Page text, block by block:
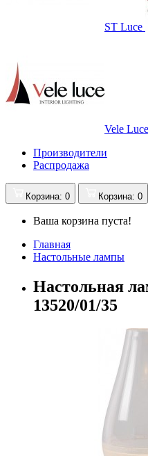
ST Luce
Vele Luce
Производители
Распродажа
Корзина: 0 Корзина: 0
Ваша корзина пуста!
Главная
Настольные лампы
Настольная
13520/01/35